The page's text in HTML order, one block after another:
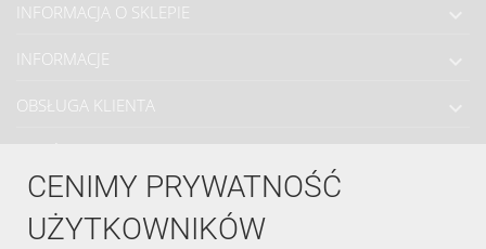
CENIMY PRYWATNOŚĆ
UŻYTKOWNIKÓW
INFORMACJA O SKLEPIE
INFORMACJE
OBSŁUGA KLIENTA
ŚLEDŹ NAS NA FACEBOOKU